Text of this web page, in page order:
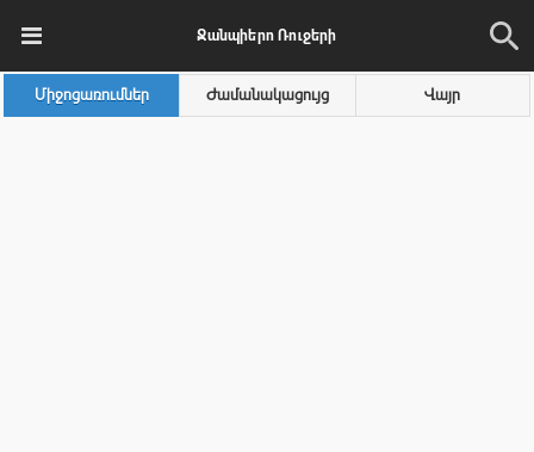
Ջանպիերո Ռուջերի
Միջոցառումներ Ժամանակացույց Վայր